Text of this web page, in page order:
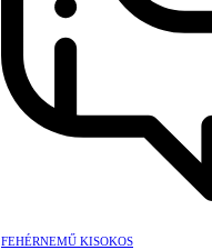
FEHÉRNEMŰ KISOKOS